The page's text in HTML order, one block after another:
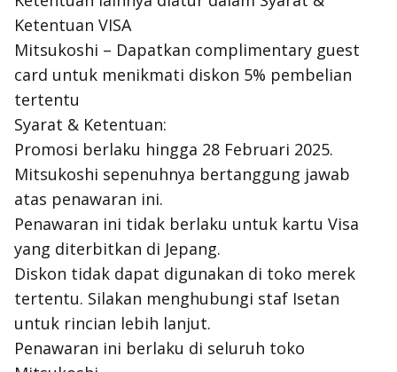
Ketentuan VISA
Mitsukoshi – Dapatkan complimentary guest
card untuk menikmati diskon 5% pembelian
tertentu
Syarat & Ketentuan:
Promosi berlaku hingga 28 Februari 2025.
Mitsukoshi sepenuhnya bertanggung jawab
atas penawaran ini.
Penawaran ini tidak berlaku untuk kartu Visa
yang diterbitkan di Jepang.
Diskon tidak dapat digunakan di toko merek
tertentu. Silakan menghubungi staf Isetan
untuk rincian lebih lanjut.
Penawaran ini berlaku di seluruh toko